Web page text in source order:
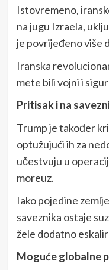
Istovremeno,
na jugu Izraela,
je povrijeđeno više
Iranska
mete bili vojni i
Pritisak i na
Trump je također
optužujući ih za
učestvuju u
moreuz.
Iako pojedine
saveznika ostaje
žele dodatno
Moguće globalne